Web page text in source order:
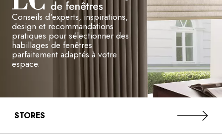
Conseils d'experts, inspirations,
design et recommandations
pratiques pour sélectionner des
habillages de fenêtres
parfaitement adaptés à votre
espace.
STORES